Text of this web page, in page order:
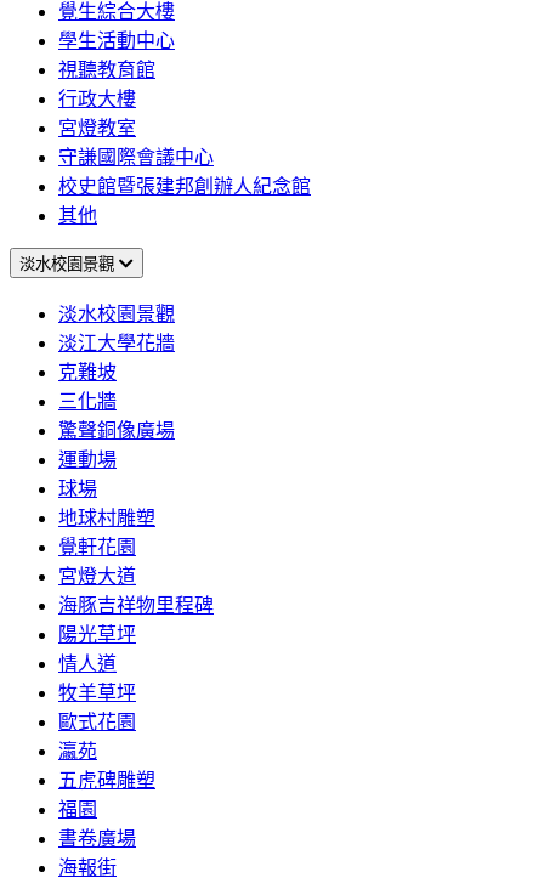
覺生綜合大樓
學生活動中心
視聽教育館
行政大樓
宮燈教室
守謙國際會議中心
校史館暨張建邦創辦人紀念館
其他
淡水校園景觀
淡水校園景觀
淡江大學花牆
克難坡
三化牆
驚聲銅像廣場
運動場
球場
地球村雕塑
覺軒花園
宮燈大道
海豚吉祥物里程碑
陽光草坪
情人道
牧羊草坪
歐式花園
瀛苑
五虎碑雕塑
福園
書卷廣場
海報街